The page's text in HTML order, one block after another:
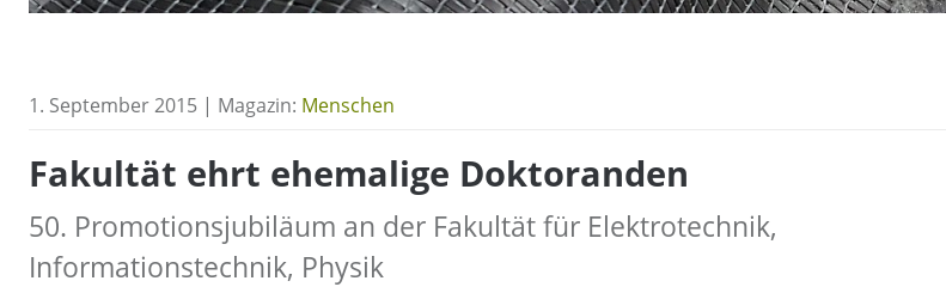
1. September 2015 | Magazin: Menschen
Fakultät ehrt ehemalige Doktoranden
50. Promotionsjubiläum an der Fakultät für Elektrotechnik,
Informationstechnik, Physik